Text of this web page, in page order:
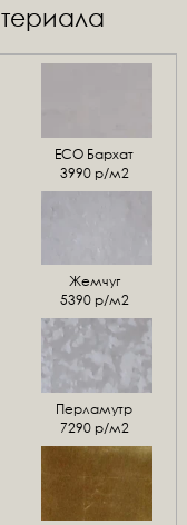
ECO Бархат
3990 р/м2
Жемчуг
5390 р/м2
Перламутр
7290 р/м2